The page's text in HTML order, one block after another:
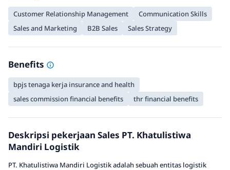
Customer Relationship Management
Communication Skills
Sales and Marketing
B2B Sales Sales Strategy
Benefits
bpjs tenaga kerja insurance and health
sales commission financial benefits
thr financial benefits
Deskripsi pekerjaan Sales PT. Khatulistiwa
Mandiri Logistik
PT. Khatulistiwa Mandiri Logistik adalah sebuah entitas logistik